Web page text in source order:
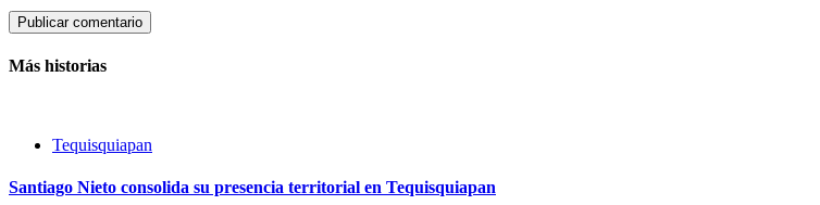
Más historias
Tequisquiapan
Santiago Nieto consolida su presencia territorial en Tequisquiapan